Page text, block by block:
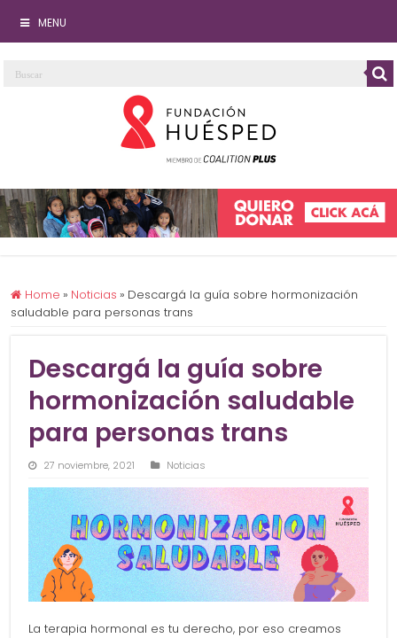
MENU
Home » Noticias » Descargá la guía sobre hormonización
saludable para personas trans
Descargá la guía sobre
hormonización saludable
para personas trans
27 noviembre, 2021 Noticias
La terapia hormonal es tu derecho, por eso creamos